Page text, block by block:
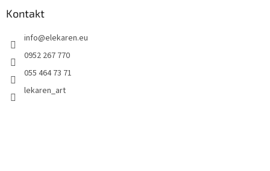
Kontakt
info@elekaren.eu
0952 267 770
055 464 73 71
lekaren_art